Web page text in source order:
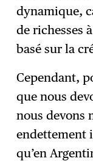
dynamique,
de richesses
basé sur la
Cependant,
que nous
nous devons
endettement
qu’en